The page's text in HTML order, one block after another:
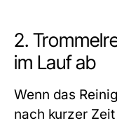
2.
im Lauf ab
Wenn das
nach kurzer